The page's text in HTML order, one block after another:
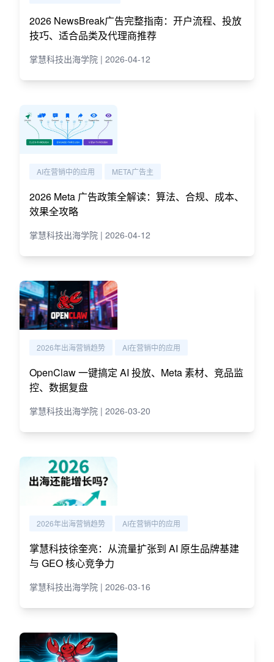
2026 NewsBreak广告完整指南：开户流程、投放
技巧、适合品类及代理商推荐
掌慧科技出海学院 | 2026-04-12
AI在营销中的应用 META广告主
2026 Meta 广告政策全解读：算法、合规、成本、
效果全攻略
掌慧科技出海学院 | 2026-04-12
2026年出海营销趋势 AI在营销中的应用
OpenClaw 一键搞定 AI 投放、Meta 素材、竞品监
控、数据复盘
掌慧科技出海学院 | 2026-03-20
2026年出海营销趋势 AI在营销中的应用
掌慧科技徐奎亮：从流量扩张到 AI 原生品牌基建
与 GEO 核心竞争力
掌慧科技出海学院 | 2026-03-16